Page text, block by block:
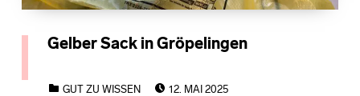
Gelber Sack in Gröpelingen
GUT ZU WISSEN
12. MAI 2025